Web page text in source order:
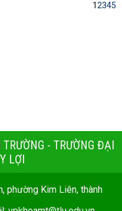
12345
- TRƯỜNG ĐẠI
LỢI
phường Kim Liên, thành